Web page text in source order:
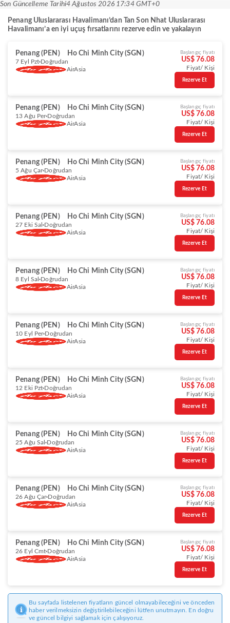
Son Güncelleme Tarihi4 Ağustos 2026 17:34 GMT+0
Penang Uluslararası Havalimanı’dan Tan Son Nhat Uluslararası
Havalimanı’a en iyi uçuş fırsatlarını rezerve edin ve yakalayın
Penang (PEN) Ho Chi Minh City (SGN)
7 Eyl Pzt Doğrudan
AirAsia
Başlangıç fiyatı
US$ 76.08
Fiyat/ Kişi
Rezerve Et
Penang (PEN) Ho Chi Minh City (SGN)
13 Ağu Per Doğrudan
AirAsia
Başlangıç fiyatı
US$ 76.08
Fiyat/ Kişi
Rezerve Et
Penang (PEN) Ho Chi Minh City (SGN)
5 Ağu Çar Doğrudan
AirAsia
Başlangıç fiyatı
US$ 76.08
Fiyat/ Kişi
Rezerve Et
Penang (PEN) Ho Chi Minh City (SGN)
27 Eki Sal Doğrudan
AirAsia
Başlangıç fiyatı
US$ 76.08
Fiyat/ Kişi
Rezerve Et
Penang (PEN) Ho Chi Minh City (SGN)
8 Eyl Sal Doğrudan
AirAsia
Başlangıç fiyatı
US$ 76.08
Fiyat/ Kişi
Rezerve Et
Penang (PEN) Ho Chi Minh City (SGN)
10 Eyl Per Doğrudan
AirAsia
Başlangıç fiyatı
US$ 76.08
Fiyat/ Kişi
Rezerve Et
Penang (PEN) Ho Chi Minh City (SGN)
12 Eki Pzt Doğrudan
AirAsia
Başlangıç fiyatı
US$ 76.08
Fiyat/ Kişi
Rezerve Et
Penang (PEN) Ho Chi Minh City (SGN)
25 Ağu Sal Doğrudan
AirAsia
Başlangıç fiyatı
US$ 76.08
Fiyat/ Kişi
Rezerve Et
Penang (PEN) Ho Chi Minh City (SGN)
26 Ağu Çar Doğrudan
AirAsia
Başlangıç fiyatı
US$ 76.08
Fiyat/ Kişi
Rezerve Et
Penang (PEN) Ho Chi Minh City (SGN)
26 Eyl Cmt Doğrudan
AirAsia
Başlangıç fiyatı
US$ 76.08
Fiyat/ Kişi
Rezerve Et
Bu sayfada listelenen fiyatların güncel olmayabileceğini ve önceden
haber verilmeksizin değiştirilebileceğini lütfen unutmayın. En doğru
ve güncel bilgiyi sağlamak için çalışıyoruz.